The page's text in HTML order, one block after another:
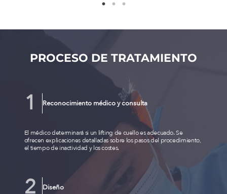
PROCESO DE TRATAMIENTO
Reconocimiento médico y consulta
El médico determinará si un lifting de cuello es adecuado. Se
ofrecen explicaciones detalladas sobre los pasos del procedimiento,
el tiempo de inactividad y los costes.
Diseño